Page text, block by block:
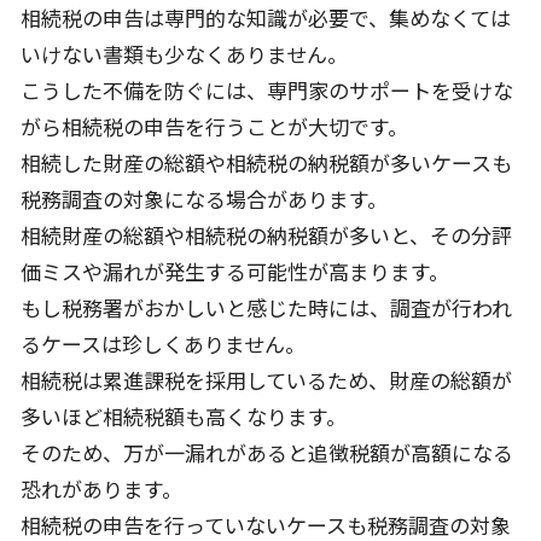
相続税の申告は専門的な知識が必要で、集めなくては
いけない書類も少なくありません。
こうした不備を防ぐには、専門家のサポートを受けな
がら相続税の申告を行うことが大切です。
相続した財産の総額や相続税の納税額が多いケースも
税務調査の対象になる場合があります。
相続財産の総額や相続税の納税額が多いと、その分評
価ミスや漏れが発生する可能性が高まります。
もし税務署がおかしいと感じた時には、調査が行われ
るケースは珍しくありません。
相続税は累進課税を採用しているため、財産の総額が
多いほど相続税額も高くなります。
そのため、万が一漏れがあると追徴税額が高額になる
恐れがあります。
相続税の申告を行っていないケースも税務調査の対象